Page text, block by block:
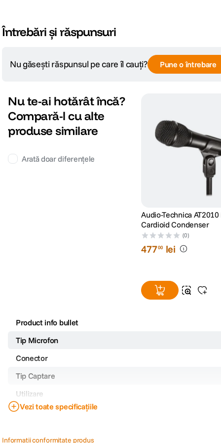
Întrebări și răspunsuri
Nu găsești răspunsul pe care îl cauți? Pune o întrebare
Nu te-ai hotărât încă?
Compară-l cu alte
produse similare
Arată doar diferențele
Audio-Technica
Cardioid Condenser
(0)
47700 lei
Product info bullet
Tip Microfon
Conector
Tip Captare
Utilizare
Alimentare
Vezi toate specificațiile
Informatii conformitate produs